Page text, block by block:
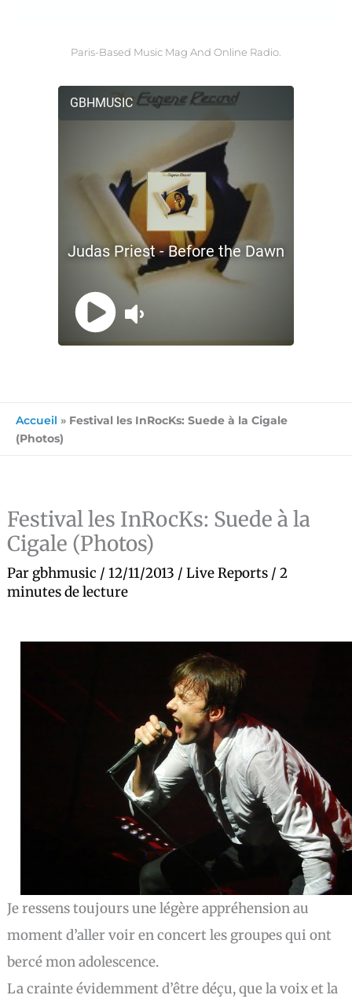
Paris-Based Music Mag And Online Radio.
Accueil » Festival les InRocKs: Suede à la Cigale
(Photos)
Festival les InRocKs: Suede à la
Cigale (Photos)
Par gbhmusic /12/11/2013 /Live Reports /2
minutes de lecture
Je ressens toujours une légère appréhension au
moment d’aller voir en concert les groupes qui ont
bercé mon adolescence.
La crainte évidemment d’être déçu, que la voix et la